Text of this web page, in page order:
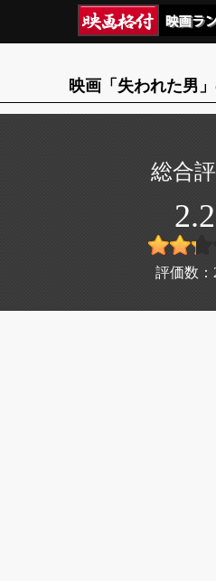
映画「失われた男
評価数：